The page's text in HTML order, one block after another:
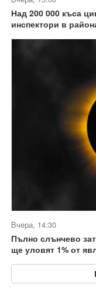
Над 200 000 къса
инспектори в
Вчера, 14:30
Пълно слънчево
ще уловят 1% от